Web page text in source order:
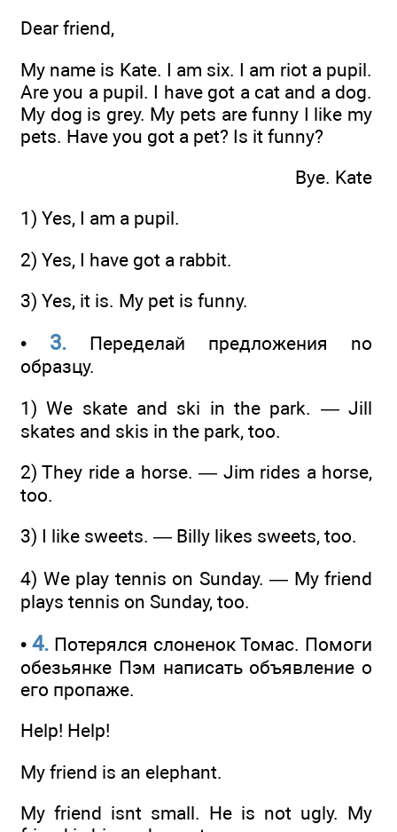
Dear friend,
Му name is Kate. I am six. I am riot a pupil.
Are you a pupil. I have got a cat and a dog.
My dog is grey. My pets are funny I like my
pets. Have you got a pet? Is it funny?
Bye. Kate
1) Yes, I am a pupil.
2) Yes, I have got a rabbit.
3) Yes, it is. My pet is funny.
• 3. Переделай предложения no
образцу.
1) We skate and ski in the park. — Jill
skates and skis in the park, too.
2) They ride a horse. — Jim rides a horse,
too.
3) I like sweets. — Billy likes sweets, too.
4) We play tennis on Sunday. — My friend
plays tennis on Sunday, too.
• 4. Потерялся слоненок Томас. Помоги
обезьянке Пэм написать объявление о
его пропаже.
Help! Help!
Му friend is an elephant.
My friend isnt small. He is not ugly. My